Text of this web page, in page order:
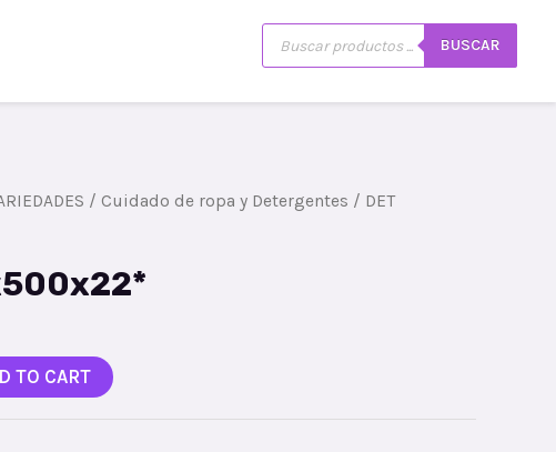
Búsqueda
de
productos
BUSCAR
/ Cuidado de ropa y Detergentes / DET
TO CART